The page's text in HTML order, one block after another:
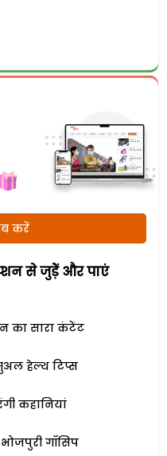
करें
से जुड़ेें और पाएं
का सारा कंटेंट
हेल्थ टिप्स
कहानियां
गॉसिप